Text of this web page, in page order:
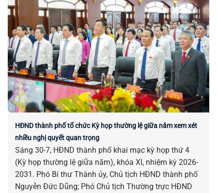
HĐND thành phố tổ chức Kỳ họp thường lệ giữa năm xem xét
nhiều nghị quyết quan trọng
Sáng 30-7, HĐND thành phố khai mạc kỳ họp thứ 4
(Kỳ họp thường lệ giữa năm), khóa XI, nhiệm kỳ 2026-
2031. Phó Bí thư Thành ủy, Chủ tịch HĐND thành phố
Nguyễn Đức Dũng; Phó Chủ tịch Thường trực HĐND